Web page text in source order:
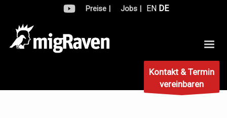
Preise | Jobs | EN DE
Kontakt & Termin
vereinbaren